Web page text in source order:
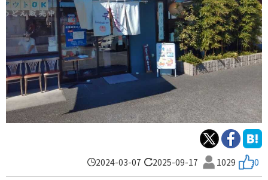
2024-03-07 2025-09-17 1029 0